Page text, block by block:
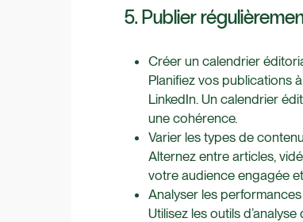
5. Publier
Créer un calendrier
Planifiez vos publications
LinkedIn. Un calendrier
une cohérence.
Varier les types de contenu
Alternez entre articles,
votre audience engagée
Analyser les performances
Utilisez les outils